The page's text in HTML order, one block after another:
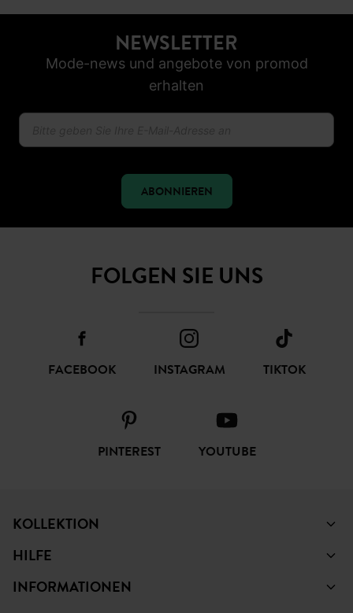
NEWSLETTER
Mode-news und angebote von promod
erhalten
ABONNIEREN
FOLGEN SIE UNS
FACEBOOK INSTAGRAM TIKTOK
PINTEREST YOUTUBE
KOLLEKTION
HILFE
INFORMATIONEN